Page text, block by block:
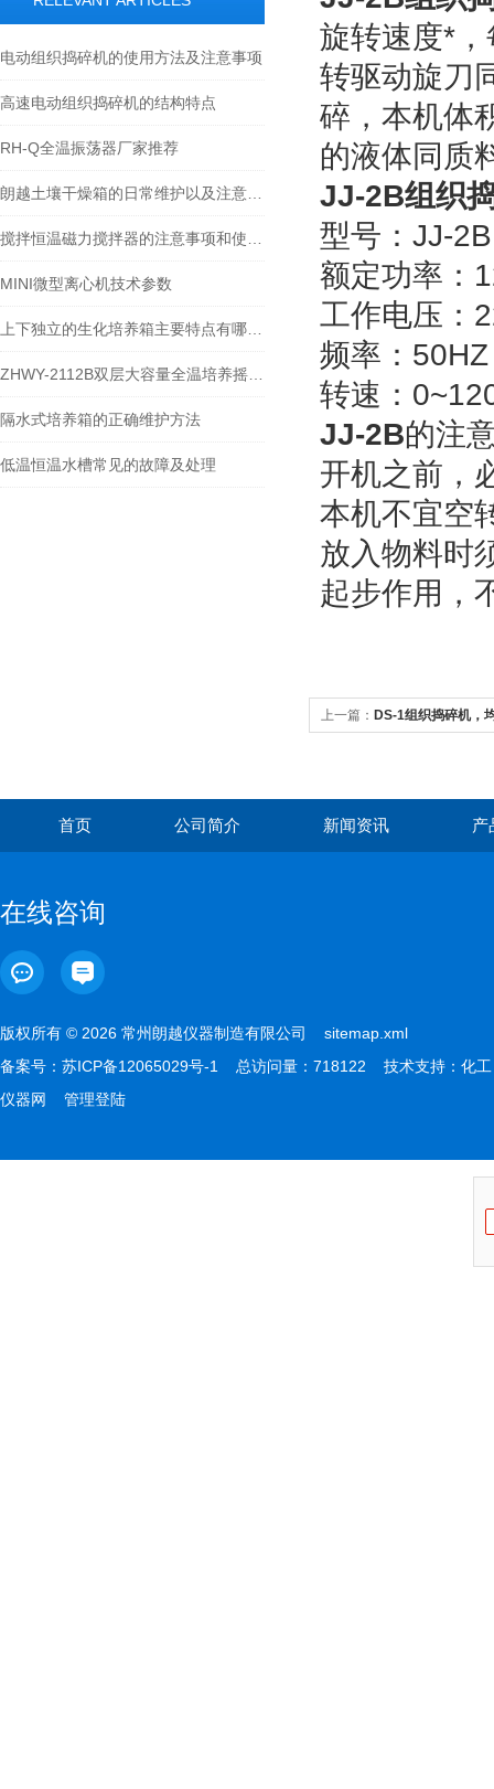
电动组织捣碎机的使用方法及注意事项
高速电动组织捣碎机的结构特点
RH-Q全温振荡器厂家推荐
MINI微型离心机技术参数
隔水式培养箱的正确维护方法
低温恒温水槽常见的故障及处理
旋转速度*
转驱动旋刀
碎，本机体
的液体同质
JJ-2B组织
型号：JJ-2B
额定功率：
工作电压：
频率： 50HZ
转速：
JJ-2B的注
开机之前，
本机不宜空
放入物料时
起步作用，
上一篇： DS-1组织捣碎机，
首页 公司简介 新闻资讯 产
在线咨询
版权所有 © 2026 常州朗越仪器制造有限公司 sitemap.xml
备案号： 苏ICP备12065029号-1 总访问量：718122 技术支持： 化工
仪器网
管理登陆